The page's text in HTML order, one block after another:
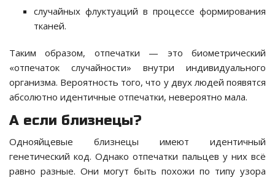
случайных флуктуаций в процессе формирования
тканей.
Таким образом, отпечатки — это биометрический
«отпечаток случайности» внутри индивидуального
организма. Вероятность того, что у двух людей появятся
абсолютно идентичные отпечатки, невероятно мала.
А если близнецы?
Однояйцевые близнецы имеют идентичный
генетический код. Однако отпечатки пальцев у них всё
равно разные. Они могут быть похожи по типу узора